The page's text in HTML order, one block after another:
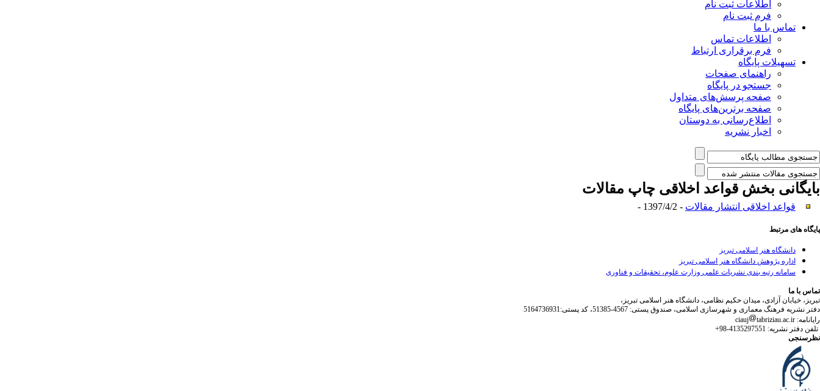
اطلاعات ثبت نام
فرم ثبت نام
تماس با ما
اطلاعات تماس
فرم برقراری ارتباط
تسهیلات پایگاه
راهنمای صفحات
جستجو در پایگاه
صفحه پرسش‌های متداول
صفحه برترین‌های پایگاه
اطلاع‌رسانی به دوستان
اخبار نشریه
بایگانی بخش قواعد اخلاقی چاپ مقالات
قواعد اخلاقی انتشار مقالات - 1397/4/2 -
پایگاه های مرتبط
دانشگاه هنر اسلامی تبریز
اداره پژوهش دانشگاه هنر اسلامی تبریز
سامانه رتبه بندی نشریات علمی وزارت علوم، تحقیقات و فناوری
تماس با ما
تبریز، خیابان آزادی، میدان حکیم نظامی، دانشگاه هنر اسلامی تبریز،
دفتر نشریه فرهنگ معماری و شهرسازی اسلامی، صندوق پستی: 4567-51385، کد پستی:5164736931
رایانامه: ciauj tabriziau.ac.ir
تلفن دفتر نشریه: 4135297551-98+
نظرسنجی